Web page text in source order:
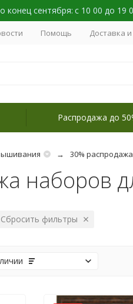
конец сентября: с 10 00 до 19
Помощь Доставка
Распродажа до
30%
наборов
Сбросить фильтры